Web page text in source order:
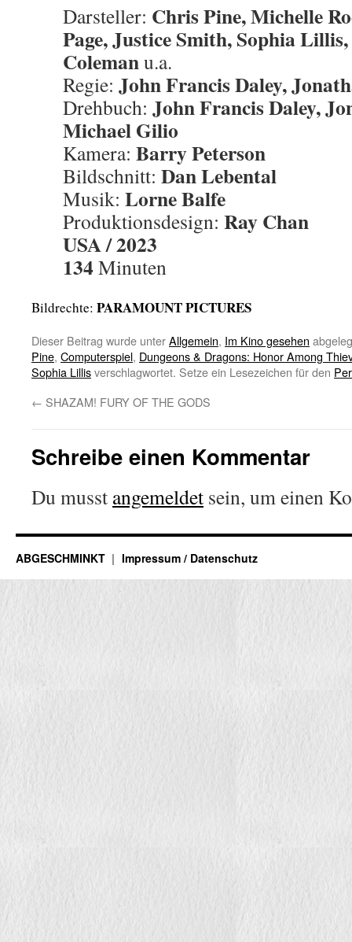
Darsteller: Chris Pine, Michelle
Page, Justice Smith, Sophia
Colemanu.a.
Regie: John Francis Daley,
Drehbuch: John Francis Daley,
Michael Gilio
Kamera: Barry Peterson
Bildschnitt: Dan Lebental
Musik: Lorne Balfe
Produktionsdesign: Ray Chan
USA / 2023
134 Minuten
Bildrechte: PARAMOUNT PICTURES
Dieser Beitrag wurde unterAllgemein, Im Kino gesehen
Pine, Computerspiel, Dungeons & Dragons: Honor Among
Sophia Lillisverschlagwortet. Setze ein Lesezeichen für den
← SHAZAM! FURY OF THE GODS
Schreibe einen Kommentar
Du musst angemeldet sein, um einen
ABGESCHMINKT Impressum / Datenschutz